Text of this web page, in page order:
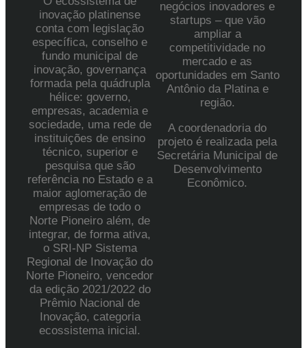
inovação platinense
conta com legislação
específica, conselho e
fundo municipal de
inovação, governança
formada pela quádrupla
hélice: governo,
empresas, academia e
sociedade, uma rede de
instituições de ensino
técnico, superior e
pesquisa que são
referência no Estado e a
maior aglomeração de
empresas de todo o
Norte Pioneiro além, de
integrar, de forma ativa,
o SRI-NP Sistema
Regional de Inovação do
Norte Pioneiro, vencedor
da edição 2021/2022 do
Prêmio Nacional de
Inovação, categoria
ecossistema inicial.
negócios inovadores e
startups – que vão
ampliar a
competitividade no
mercado e as
oportunidades em Santo
Antônio da Platina e
região.
A coordenadoria do
projeto é realizada pela
Secretária Municipal de
Desenvolvimento
Econômico.